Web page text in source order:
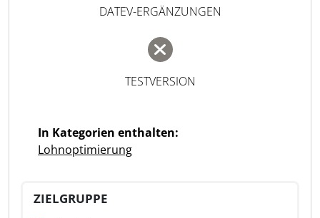
DATEV-ERGÄNZUNGEN
TESTVERSION
In Kategorien enthalten:
Lohnoptimierung
ZIELGRUPPE